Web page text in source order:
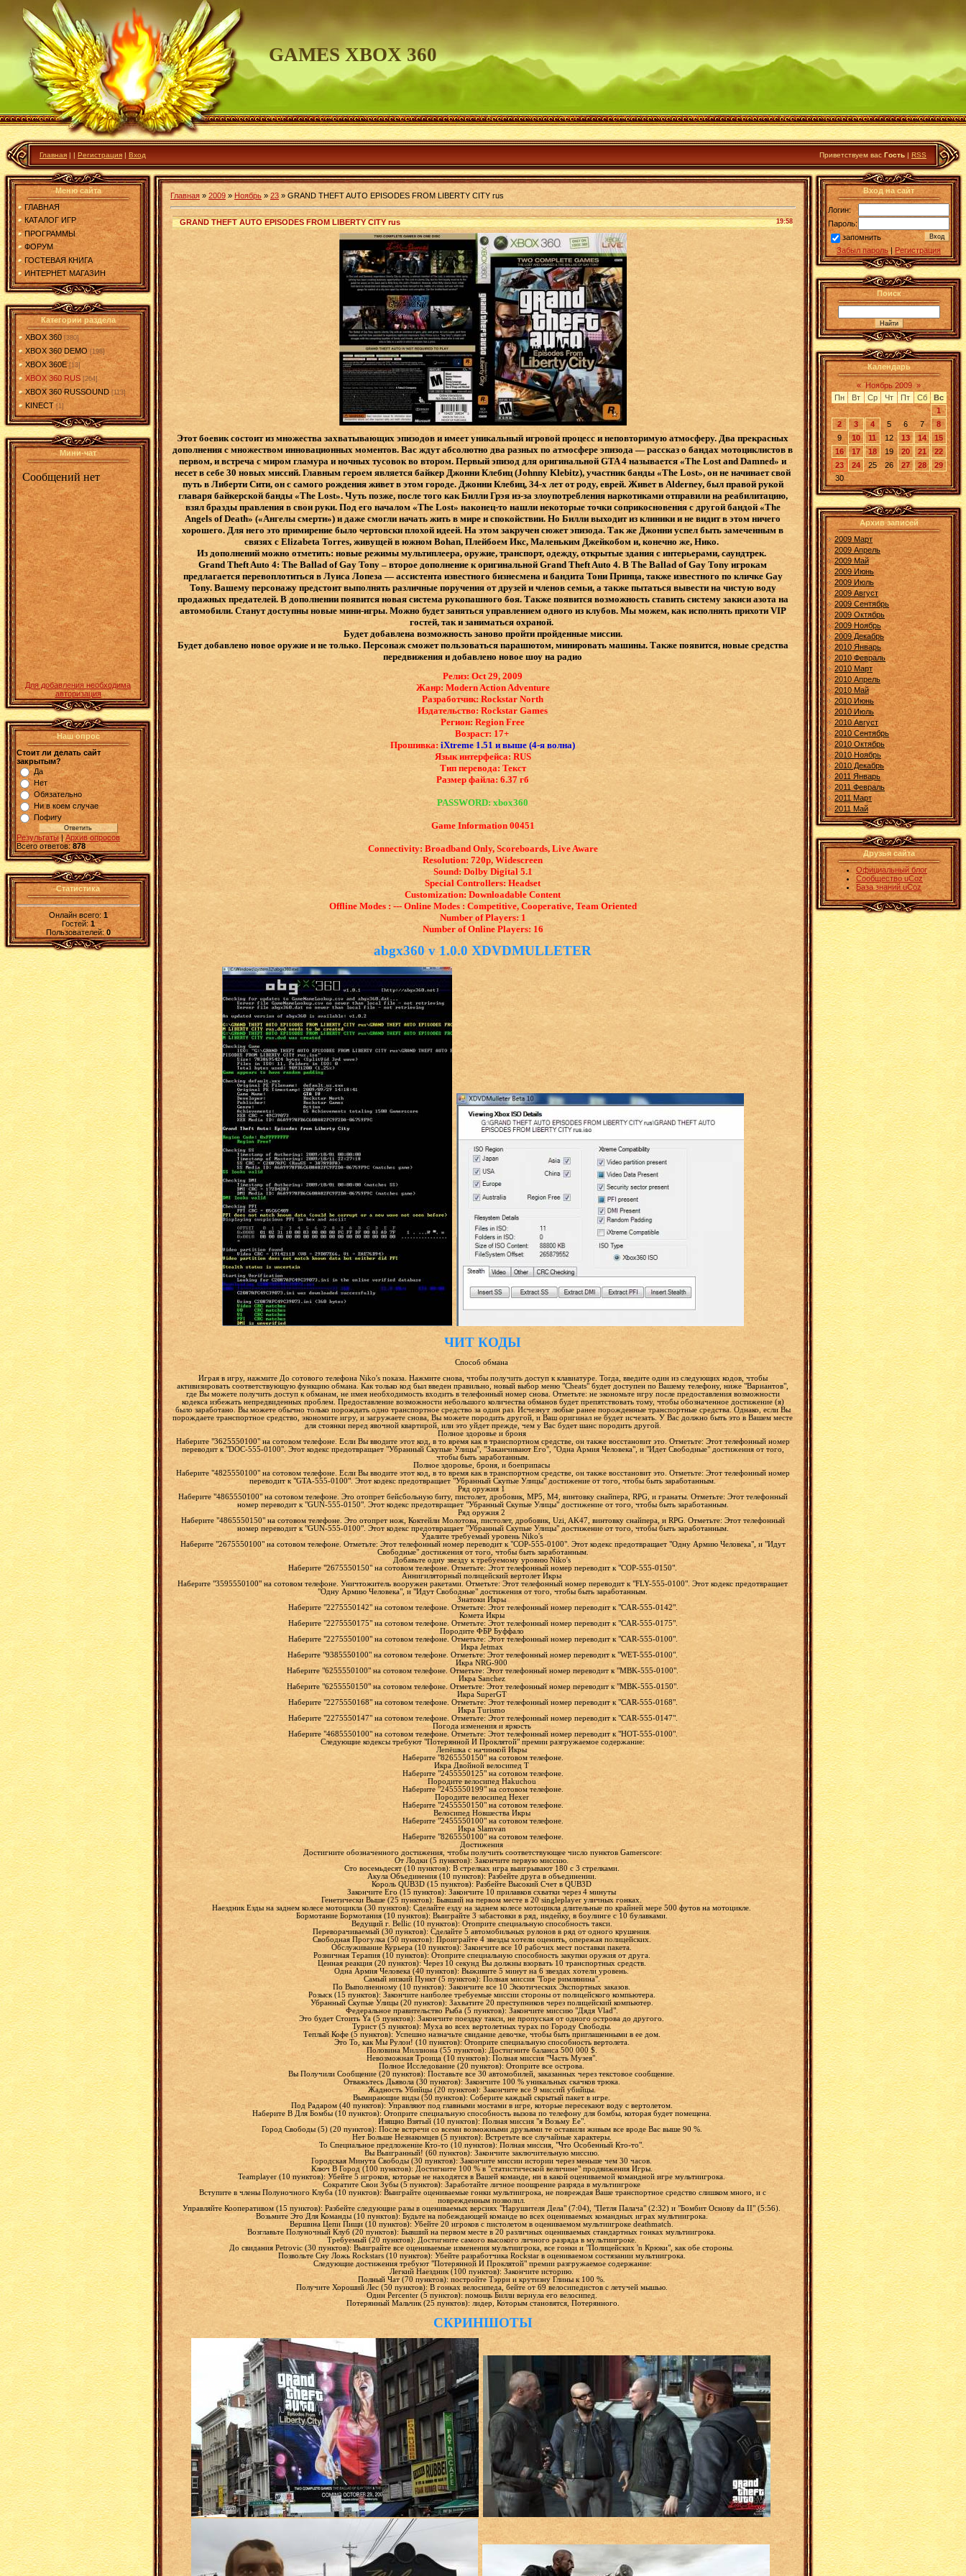
GAMES XBOX 360
Главная | | Регистрация | Вход Приветствуем вас Гость | RSS
Меню сайта
ГЛАВНАЯ
КАТАЛОГ ИГР
ПРОГРАММЫ
ФОРУМ
ГОСТЕВАЯ КНИГА
ИНТЕРНЕТ МАГАЗИН
Категории раздела
XBOX 360 [380]
XBOX 360 DEMO [198]
XBOX 360E [13]
XBOX 360 RUS [264]
XBOX 360 RUSSOUND [113]
KINECT [1]
Мини-чат
Для добавления необходима
авторизация
Наш опрос
Стоит ли делать сайт
закрытым?
Да
Нет
Обязательно
Ни в коем случае
Пофигу
Результаты|Архив опросов
Всего ответов:878
Статистика
Онлайн всего:1
Гостей:1
Пользователей: 0
Главная » 2009 » Ноябрь » 23 » GRAND THEFT AUTO EPISODES FROM LIBERTY CITY rus
19:58
GRAND THEFT AUTO EPISODES FROM LIBERTY CITY rus
Этот боевик состоит из множества захватывающих эпизодов и имеет уникальный игровой процесс и неповторимую атмосферу. Два прекрасных
дополнения с множеством инновационных моментов. Вас ждут абсолютно два разных по атмосфере эпизода — рассказ о бандах мотоциклистов в
первом, и встреча с миром гламура и ночных тусовок во втором. Первый эпизод для оригинальной GTA 4 называется «The Lost and Damned» и
несет в себе 30 новых миссий. Главным героем является байкер Джонни Клебиц (Johnny Klebitz), участник банды «The Lost», он не начинает свой
путь в Либерти Сити, он с самого рождения живет в этом городе. Джонни Клебиц, 34-х лет от роду, еврей. Живет в Alderney, был правой рукой
главаря байкерской банды «The Lost». Чуть позже, после того как Билли Грэя из-за злоупотребления наркотиками отправили на реабилитацию,
взял бразды правления в свои руки. Под его началом «The Lost» наконец-то нашли некоторые точки соприкосновения с другой бандой «The
Angels of Death» («Ангелы смерти») и даже смогли начать жить в мире и спокойствии. Но Билли выходит из клиники и не видит в этом ничего
хорошего. Для него это примирение было чертовски плохой идеей. На этом закручен сюжет эпизода. Так же Джонни успел быть замеченным в
связях с Elizabeta Torres, живущей в южном Bohan, Плейбоем Икс, Маленьким Джейкобом и, конечно же, Нико.
Из дополнений можно отметить: новые режимы мультиплеера, оружие, транспорт, одежду, открытые здания с интерьерами, саундтрек.
Grand Theft Auto 4: The Ballad of Gay Tony – второе дополнение к оригинальной Grand Theft Auto 4. В The Ballad of Gay Tony игрокам
предлагается перевоплотиться в Луиса Лопеза — ассистента известного бизнесмена и бандита Тони Принца, также известного по кличке Gay
Tony. Вашему персонажу предстоит выполнять различные поручения от друзей и членов семьи, а также пытаться вывести на чистую воду
продажных предателей. В дополнении появится новая система рукопашного боя. Также появится возможность ставить систему закиси азота на
автомобили. Станут доступны новые мини-игры. Можно будет заняться управлением одного из клубов. Мы можем, как исполнять прихоти VIP
гостей, так и заниматься охраной.
Будет добавлена возможность заново пройти пройденные миссии.
Будет добавлено новое оружие и не только. Персонаж сможет пользоваться парашютом, минировать машины. Также появится, новые средства
передвижения и добавлено новое шоу на радио
Релиз: Oct 29, 2009
Жанр: Modern Action Adventure
Разработчик: Rockstar North
Издательство: Rockstar Games
Регион: Region Free
Возраст: 17+
Прошивка: iXtreme 1.51 и выше (4-я волна)
Язык интерфейса: ​RUS
Тип перевода: Текст
Размер файла: 6.37 гб
PASSWORD: xbox360
Game Information 00451
Connectivity: Broadband Only, Scoreboards, Live Aware
Resolution: 720p, Widescreen
Sound: Dolby Digital 5.1
Special Controllers: Headset
Customization: Downloadable Content
Offline Modes : --- Online Modes : Competitive, Cooperative, Team Oriented
Number of Players: 1
Number of Online Players: 16
abgx360 v 1.0.0 XDVDMULLETER
ЧИТ КОДЫ
Способ обмана
Играя в игру, нажмите До сотового телефона Niko's показа. Нажмите снова, чтобы получить доступ к клавиатуре. Тогда, введите один из следующих кодов, чтобы
активизировать соответствующую функцию обмана. Как только код был введен правильно, новый выбор меню "Cheats" будет доступен по Вашему телефону, ниже "Вариантов",
где Вы можете получить доступ к обманам, не имея необходимость входить в телефонный номер снова. Отметьте: не экономьте игру после предоставления возможности
кодекса избежать непредвиденных проблем. Предоставление возможности небольшого количества обманов будет препятствовать тому, чтобы обозначенное достижение (я)
было заработано. Вы можете обычно только порождать одно транспортное средство за один раз. Исчезнут любые ранее порожденные транспортные средства. Однако, если Вы
порождаете транспортное средство, экономите игру, и загружаете снова, Вы можете породить другой, и Ваш оригинал не будет исчезать. У Вас должно быть это в Вашем месте
для стоянки перед явочной квартирой, или это уйдет прежде, чем у Вас будет шанс породить другой.
Полное здоровье и броня
Наберите "3625550100" на сотовом телефоне. Если Вы вводите этот код, в то время как в транспортном средстве, он также восстановит это. Отметьте: Этот телефонный номер
переводит к "DOC-555-0100". Этот кодекс предотвращает "Убранный Скупые Улицы", "Заканчивают Его", "Одна Армия Человека", и "Идет Свободные" достижения от того,
чтобы быть заработанным.
Полное здоровье, броня, и боеприпасы
Наберите "4825550100" на сотовом телефоне. Если Вы вводите этот код, в то время как в транспортном средстве, он также восстановит это. Отметьте: Этот телефонный номер
переводит к "GTA-555-0100". Этот кодекс предотвращает "Убранный Скупые Улицы" достижение от того, чтобы быть заработанным.
Ряд оружия 1
Наберите "4865550100" на сотовом телефоне. Это отопрет бейсбольную биту, пистолет, дробовик, MP5, M4, винтовку снайпера, RPG, и гранаты. Отметьте: Этот телефонный
номер переводит к "GUN-555-0150". Этот кодекс предотвращает "Убранный Скупые Улицы" достижение от того, чтобы быть заработанным.
Ряд оружия 2
Наберите "4865550150" на сотовом телефоне. Это отопрет нож, Коктейли Молотова, пистолет, дробовик, Uzi, AK47, винтовку снайпера, и RPG. Отметьте: Этот телефонный
номер переводит к "GUN-555-0100". Этот кодекс предотвращает "Убранный Скупые Улицы" достижение от того, чтобы быть заработанным.
Удалите требуемый уровень Niko's
Наберите "2675550100" на сотовом телефоне. Отметьте: Этот телефонный номер переводит к "COP-555-0100". Этот кодекс предотвращает "Одну Армию Человека", и "Идут
Свободные" достижения от того, чтобы быть заработанным.
Добавьте одну звезду к требуемому уровню Niko's
Наберите "2675550150" на сотовом телефоне. Отметьте: Этот телефонный номер переводит к "COP-555-0150".
Аннигиляторный полицейский вертолет Икры
Наберите "3595550100" на сотовом телефоне. Уничтожитель вооружен ракетами. Отметьте: Этот телефонный номер переводит к "FLY-555-0100". Этот кодекс предотвращает
"Одну Армию Человека", и "Идут Свободные" достижения от того, чтобы быть заработанным.
Знатоки Икры
Наберите "2275550142" на сотовом телефоне. Отметьте: Этот телефонный номер переводит к "CAR-555-0142".
Комета Икры
Наберите "2275550175" на сотовом телефоне. Отметьте: Этот телефонный номер переводит к "CAR-555-0175".
Породите ФБР Буффало
Наберите "2275550100" на сотовом телефоне. Отметьте: Этот телефонный номер переводит к "CAR-555-0100".
Икра Jetmax
Наберите "9385550100" на сотовом телефоне. Отметьте: Этот телефонный номер переводит к "WET-555-0100".
Икра NRG-900
Наберите "6255550100" на сотовом телефоне. Отметьте: Этот телефонный номер переводит к "MBK-555-0100".
Икра Sanchez
Наберите "6255550150" на сотовом телефоне. Отметьте: Этот телефонный номер переводит к "MBK-555-0150".
Икра SuperGT
Наберите "2275550168" на сотовом телефоне. Отметьте: Этот телефонный номер переводит к "CAR-555-0168".
Икра Turismo
Наберите "2275550147" на сотовом телефоне. Отметьте: Этот телефонный номер переводит к "CAR-555-0147".
Погода изменения и яркость
Наберите "4685550100" на сотовом телефоне. Отметьте: Этот телефонный номер переводит к "HOT-555-0100".
Следующие кодексы требуют "Потерянной И Проклятой" премии разгружаемое содержание:
Лепёшка с начинкой Икры
Наберите "8265550150" на сотовом телефоне.
Икра Двойной велосипед T
Наберите "2455550125" на сотовом телефоне.
Породите велосипед Hakuchou
Наберите "2455550199" на сотовом телефоне.
Породите велосипед Hexer
Наберите "2455550150" на сотовом телефоне.
Велосипед Новшества Икры
Наберите "2455550100" на сотовом телефоне.
Икра Slamvan
Наберите "8265550100" на сотовом телефоне.
Достижения
Достигните обозначенного достижения, чтобы получить соответствующее число пунктов Gamerscore:
От Лодки (5 пунктов): Закончите первую миссию.
Сто восемьдесят (10 пунктов): В стрелках игра выигрывают 180 с 3 стрелками.
Акула Объединения (10 пунктов): Разбейте друга в объединении.
Король QUB3D (15 пунктов): Разбейте Высокий Счет в QUB3D
Закончите Его (15 пунктов): Закончите 10 прилавков схватки через 4 минуты
Генетически Выше (25 пунктов): Бывший на первом месте в 20 singleplayer уличных гонках.
Наездник Езды на заднем колесе мотоцикла (30 пунктов): Сделайте езду на заднем колесе мотоцикла длительные по крайней мере 500 футов на мотоцикле.
Бормотание Бормотания (10 пунктов): Выиграйте 3 забастовки в ряд, индейку, в боулинге с 10 булавками.
Ведущий г. Bellic (10 пунктов): Отоприте специальную способность такси.
Переворачиваемый (30 пунктов): Сделайте 5 автомобильных рулонов в ряд от одного крушения.
Свободная Прогулка (50 пунктов): Проиграйте 4 звезды хотели оценить, опережая полицейских.
Обслуживание Курьера (10 пунктов): Закончите все 10 рабочих мест поставки пакета.
Розничная Терапия (10 пунктов): Отоприте специальную способность закупки оружия от друга.
Ценная реакция (20 пунктов): Через 10 секунд Вы должны взорвать 10 транспортных средств.
Одна Армия Человека (40 пунктов): Выживите 5 минут на 6 звездах хотели уровень.
Самый низкий Пункт (5 пунктов): Полная миссия "Горе римлянина".
По Выполненному (10 пунктов): Закончите все 10 Экзотических Экспортных заказов.
Розыск (15 пунктов): Закончите наиболее требуемые миссии стороны от полицейского компьютера.
Убранный Скупые Улицы (20 пунктов): Захватите 20 преступников через полицейский компьютер.
Федеральное правительство Рыба (5 пунктов): Закончите миссию "Дядя Vlad".
Это будет Стоить Ya (5 пунктов): Закончите поездку такси, не пропуская от одного острова до другого.
Турист (5 пунктов): Муха во всех вертолетных турах по Городу Свободы.
Теплый Кофе (5 пунктов): Успешно назначьте свидание девочке, чтобы быть приглашенными в ее дом.
Это То, как Мы Рулон! (10 пунктов): Отоприте специальную способность вертолета.
Половина Миллиона (55 пунктов): Достигните баланса 500 000 $.
Невозможная Троица (10 пунктов): Полная миссия "Часть Музея".
Полное Исследование (20 пунктов): Отоприте все острова.
Вы Получили Сообщение (20 пунктов): Поставьте все 30 автомобилей, заказанных через текстовое сообщение.
Отважьтесь Дьявола (30 пунктов): Закончите 100 % уникальных скачков трюка.
Жадность Убийцы (20 пунктов): Закончите все 9 миссий убийцы.
Вымирающие виды (50 пунктов): Соберите каждый скрытый пакет в игре.
Под Радаром (40 пунктов): Управляют под главными мостами в игре, которые пересекают воду с вертолетом.
Наберите B Для Бомбы (10 пунктов): Отоприте специальную способность вызова по телефону для бомбы, которая будет помещена.
Изящно Взятый (10 пунктов): Полная миссия "я Возьму Ее".
Город Свободы (5) (20 пунктов): После встречи со всеми возможными друзьями те оставили живым все вроде Вас выше 90 %.
Нет Больше Незнакомцев (5 пунктов): Встретьте все случайные характеры.
То Специальное предложение Кто-то (10 пунктов): Полная миссия, "Что Особенный Кто-то".
Вы Выигранный! (60 пунктов): Закончите заключительную миссию.
Городская Минута Свободы (30 пунктов): Закончите миссии истории через меньше чем 30 часов.
Ключ В Город (100 пунктов): Достигните 100 % в "статистической величине" продвижения Игры.
Teamplayer (10 пунктов): Убейте 5 игроков, которые не находятся в Вашей команде, ни в какой оцениваемой командной игре мультиигрока.
Сократите Свои Зубы (5 пунктов): Заработайте личное поощрение разряда в мультиигроке
Вступите в члены Полуночного Клуба (10 пунктов): Выиграйте оцениваемые гонки мультиигрока, не повреждая Ваше транспортное средство слишком много, и с
поврежденным позволил.
Управляйте Кооперативом (15 пунктов): Разбейте следующие разы в оцениваемых версиях "Нарушителя Дела" (7:04), "Петля Палача" (2:32) и "Бомбит Основу da II" (5:56).
Возьмите Это Для Команды (10 пунктов): Будьте на побеждающей команде во всех оцениваемых командных играх мультиигрока.
Вершина Цепи Пищи (10 пунктов): Убейте 20 игроков с пистолетом в оцениваемом мультиигроке deathmatch.
Возглавьте Полуночный Клуб (20 пунктов): Бывший на первом месте в 20 различных оцениваемых стандартных гонках мультиигрока.
Требуемый (20 пунктов): Достигните самого высокого личного разряда в мультиигроке.
До свидания Petrovic (30 пунктов): Выиграйте все оцениваемые изменения мультиигрока, все гонки и "Полицейских 'n Крюки", как обе стороны.
Позвольте Сну Ложь Rockstars (10 пунктов): Убейте разработчика Rockstar в оцениваемом состязании мультиигрока.
Следующие достижения требуют "Потерянной И Проклятой" премии разгружаемое содержание:
Легкий Наездник (100 пунктов): Закончите историю.
Полный Чат (70 пунктов): постройте Тэрри и крутизну Глины к 100 %.
Получите Хороший Лес (50 пунктов): В гонках велосипеда, бейте от 69 велосипедистов с летучей мышью.
Один Percenter (5 пунктов): помощь Билли вернула его велосипед.
Потерянный Мальчик (25 пунктов): лидер, Которым становятся, Потерянного.
СКРИНШОТЫ
Вход на сайт
Логин:
Пароль:
запомнить
Забыл пароль | Регистрация
Поиск
Календарь
« Ноябрь 2009 »
Пн
Вт Ср Чт Пт Сб
Вс
1
2
3 4 5 6 7
8
9
10 11 12 13 14
15
16
17 18 19 20 21
22
23
24 25 26 27 28
29
30
Архив записей
2009 Март
2009 Апрель
2009 Май
2009 Июнь
2009 Июль
2009 Август
2009 Сентябрь
2009 Октябрь
2009 Ноябрь
2009 Декабрь
2010 Январь
2010 Февраль
2010 Март
2010 Апрель
2010 Май
2010 Июнь
2010 Июль
2010 Август
2010 Сентябрь
2010 Октябрь
2010 Ноябрь
2010 Декабрь
2011 Январь
2011 Февраль
2011 Март
2011 Май
Друзья сайта
Официальный блог
Сообщество uCoz
База знаний uCoz